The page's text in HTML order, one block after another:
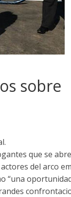
sobre
que se
del arco
“una